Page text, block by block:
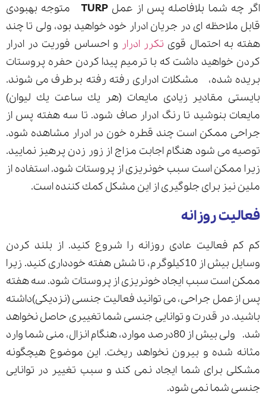
اگر چه شما بلافاصله پس از عملTURPمتوجه بهبودی
قابل ملاحظه ای در جریان ادرار خود خواهید بود، ولی تا چند
هفته به احتمال قوی تكرر ادرار و احساس فوریت در ادرار
كردن خواهید داشت كه با ترمیم پیدا كردن حفره پروستات
بریده شده، مشكلات ادراری رفته رفته برطرف می شوند.
بایستی مقادیر زیادی مایعات (هر یك ساعت یك لیوان)
مایعات بنوشید تا رنگ ادرار صاف شود. تا سه هفته پس از
جراحی ممكن است چند قطره خون در ادرار مشاهده شود.
توصیه می شود هنگام اجابت مزاج از زور زدن پرهیز نمایید.
زیرا ممكن است سبب خونریزی از پروستات شود. استفاده از
ملین نیز برای جلوگیری از این مشكل كمك كننده است.
فعالیت روزانه
كم كم فعالیت عادی روزانه را شروع كنید. از بلند كردن
وسایل بیش از 10كیلوگرم، تا شش هفته خودداری كنید. زیرا
ممكن است سبب ایجاد خونریزی از پروستات شود. سه هفته
پس ازعمل جراحی، می توانید فعالیت جنسی (نزدیكی)داشته
باشید. در قدرت و توانایی جنسی شما تغییری حاصل نخواهد
شد. ولی بیش از 80درصد موارد، هنگام انزال، منی شما وارد
مثانه شده و بیرون نخواهد ریخت. این موضوع هیچگونه
مشكلی برای شما ایجاد نمی كند و سبب تغییر در توانایی
جنسی شما نمی شود.